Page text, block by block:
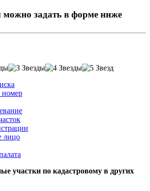
можно задать в форме ниже
номер
лицо
участки по кадастровому в других